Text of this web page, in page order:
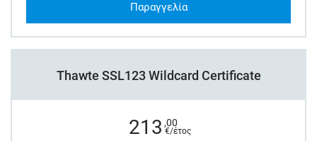
Παραγγελία
Thawte SSL123 Wildcard Certificate
213 ,00
€/έτος